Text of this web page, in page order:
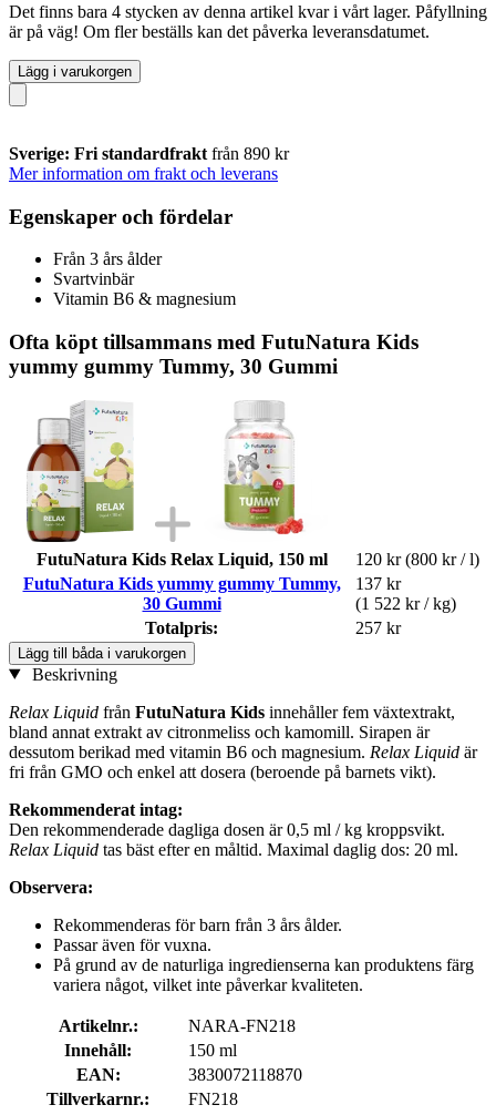
Det finns bara 4 stycken av denna artikel kvar i vårt lager. Påfyllning
är på väg! Om fler beställs kan det påverka leveransdatumet.
Lägg i varukorgen
Sverige: Fri standardfrakt från 890 kr
Mer information om frakt och leverans
Egenskaper och fördelar
Från 3 års ålder
Svartvinbär
Vitamin B6 & magnesium
Ofta köpt tillsammans med FutuNatura Kids
yummy gummy Tummy, 30 Gummi
FutuNatura Kids Relax Liquid, 150 ml 120 kr (800 kr / l)
FutuNatura Kids yummy gummy Tummy,
30 Gummi
137 kr
(1 522 kr / kg)
Totalpris:
257 kr
Lägg till båda i varukorgen
Beskrivning
Relax Liquid från FutuNatura Kids innehåller fem växtextrakt,
bland annat extrakt av citronmeliss och kamomill. Sirapen är
dessutom berikad med vitamin B6 och magnesium. Relax Liquid är
fri från GMO och enkel att dosera (beroende på barnets vikt).
Rekommenderat intag:
Den rekommenderade dagliga dosen är 0,5 ml / kg kroppsvikt.
Relax Liquid tas bäst efter en måltid. Maximal daglig dos: 20 ml.
Observera:
Rekommenderas för barn från 3 års ålder.
Passar även för vuxna.
På grund av de naturliga ingredienserna kan produktens färg
variera något, vilket inte påverkar kvaliteten.
Artikelnr.:
NARA-FN218
Innehåll:
150 ml
EAN:
3830072118870
Tillverkarnr.:
FN218